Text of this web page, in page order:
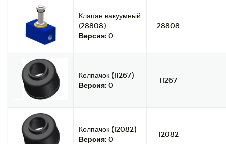
Клапан вакуумный
(28808)
Версия: 0
28808
Колпачок (11267)
Версия: 0
11267
Колпачок (12082)
Версия: 0
12082